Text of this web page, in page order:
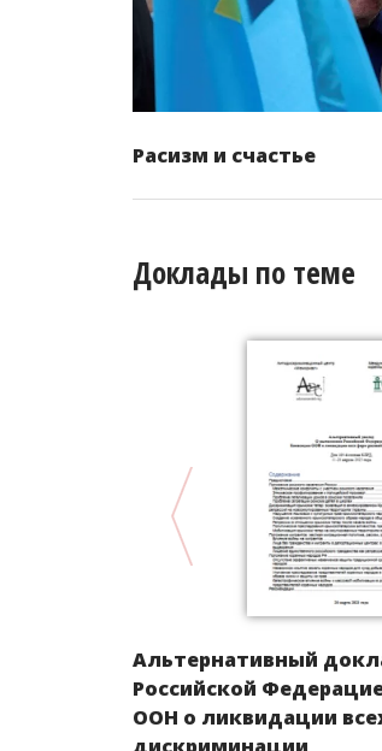
Расизм и счастье
Доклады по теме
Альтернативный
Российской
ООН о ликвидации